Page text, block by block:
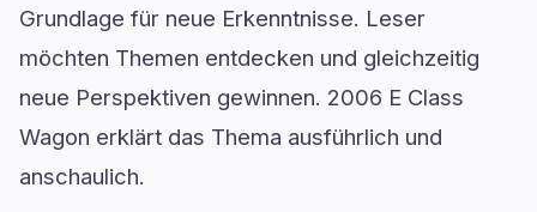
Grundlage für neue Erkenntnisse. Leser
möchten Themen entdecken und gleichzeitig
neue Perspektiven gewinnen. 2006 E Class
Wagon erklärt das Thema ausführlich und
anschaulich.